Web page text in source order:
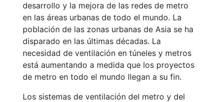
desarrollo y la mejora de las redes de metro
en las áreas urbanas de todo el mundo. La
población de las zonas urbanas de Asia se ha
disparado en las últimas décadas. La
necesidad de ventilación en túneles y metros
está aumentando a medida que los proyectos
de metro en todo el mundo llegan a su fin.
Los sistemas de ventilación del metro y del